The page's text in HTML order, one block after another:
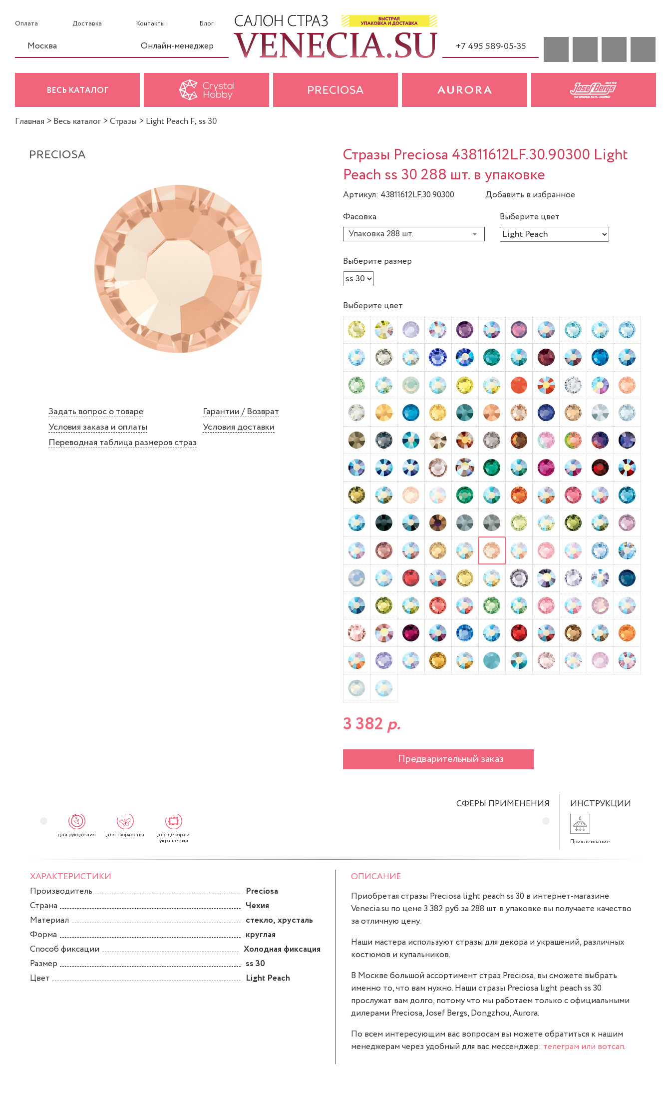
Оплата Доставка Контакты Блог
Москва Онлайн-менеджер +7 495 589-05-35
ВЕСЬ КАТАЛОГ
Главная > Весь каталог > Стразы > Light Peach F, ss 30
Задать вопрос о товаре
Гарантии / Возврат
Условия заказа и оплаты
Условия доставки
Переводная таблица размеров страз
Стразы Preciosa 43811612LF.30.90300 Light
Peach ss 30 288 шт. в упаковке
Артикул: 43811612LF.30.90300
Добавить в избранное
Фасовка
Упаковка 288 шт.
Выберите цвет
Выберите размер
Выберите цвет
3 382 р.
Предварительный заказ
СФЕРЫ ПРИМЕНЕНИЯ
для рукоделия для творчества для декора и
украшения
ИНСТРУКЦИИ
Приклеивание
ХАРАКТЕРИСТИКИ
Производитель
Preciosa
Страна
Чехия
Материал
стекло, хрусталь
Форма
круглая
Способ фиксации
Холодная фиксация
Размер
ss 30
Цвет
Light Peach
ОПИСАНИЕ
Приобретая стразы Preciosa light peach ss 30 в интернет-магазине
Venecia.su по цене 3 382 руб за 288 шт. в упаковке вы получаете качество
за отличную цену.
Наши мастера используют стразы для декора и украшений, различных
костюмов и купальников.
В Москве большой ассортимент страз Preciosa, вы сможете выбрать
именно то, что вам нужно. Наши стразы Preciosa light peach ss 30
прослужат вам долго, потому что мы работаем только с официальными
дилерами Preciosa, Josef Bergs, Dongzhou, Aurora.
По всем интересующим вас вопросам вы можете обратиться к нашим
менеджерам через удобный для вас мессенджер: телеграм или вотсап.